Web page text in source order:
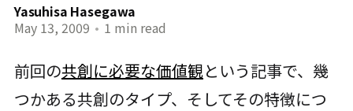
Yasuhisa Hasegawa
May 13, 2009 • 1 min read
前回の共創に必要な価値観という記事で、幾
つかある共創のタイプ、そしてその特徴につ